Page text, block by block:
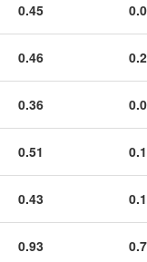
0.45
0.46
0.36
0.51
0.43
0.93